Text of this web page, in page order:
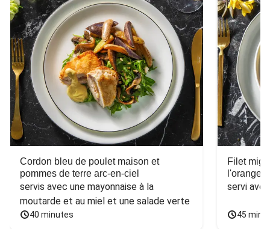
Cordon bleu de poulet maison et
pommes de terre arc-en-ciel
servis avec une mayonnaise à la
moutarde et au miel et une salade verte
40 minutes
Filet
l'orange
servi
45